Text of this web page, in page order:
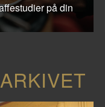
på din